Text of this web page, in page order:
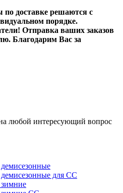
по доставке решаются с
порядке.
Отправка ваших заказов
Благодарим Вас за
любой интересующий вопрос
для СС